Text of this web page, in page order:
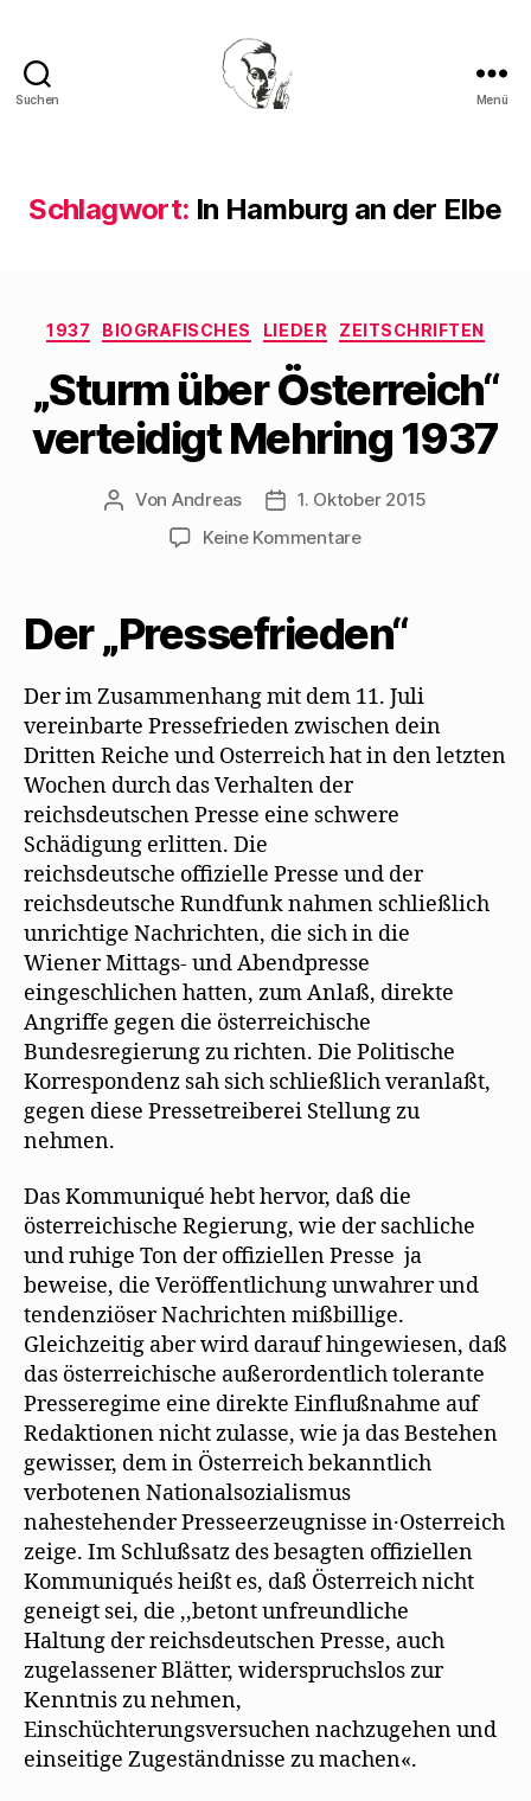
Suchen Menü
Schlagwort: In Hamburg an der Elbe
Kategorien
1937 BIOGRAFISCHES LIEDER ZEITSCHRIFTEN
„Sturm über Österreich“
verteidigt Mehring 1937
Beitragsautor
Von Andreas Beitragsdatum
1. Oktober 2015
Keine Kommentarezu
Österreich“
verteidigt
1937
Der „Pressefrieden“
Der im Zusammenhang mit dem 11. Juli
vereinbarte Pressefrieden zwischen dein
Dritten Reiche und Osterreich hat in den letzten
Wochen durch das Verhalten der
reichsdeutschen Presse eine schwere
Schädigung erlitten. Die
reichsdeutsche offizielle Presse und der
reichsdeutsche Rundfunk nahmen schließlich
unrichtige Nachrichten, die sich in die
Wiener Mittags- und Abendpresse
eingeschlichen hatten, zum Anlaß, direkte
Angriffe gegen die österreichische
Bundesregierung zu richten. Die Politische
Korrespondenz sah sich schließlich veranlaßt,
gegen diese Pressetreiberei Stellung zu
nehmen.
Das Kommuniqué hebt hervor, daß die
österreichische Regierung, wie der sachliche
und ruhige Ton der offiziellen Presse ja
beweise, die Veröffentlichung unwahrer und
tendenziöser Nachrichten mißbillige.
Gleichzeitig aber wird darauf hingewiesen, daß
das österreichische außerordentlich tolerante
Presseregime eine direkte Einflußnahme auf
Redaktionen nicht zulasse, wie ja das Bestehen
gewisser, dem in Österreich bekanntlich
verbotenen Nationalsozialismus
nahestehender Presseerzeugnisse in·Osterreich
zeige. Im Schlußsatz des besagten offiziellen
Kommuniqués heißt es, daß Österreich nicht
geneigt sei, die ,,betont unfreundliche
Haltung der reichsdeutschen Presse, auch
zugelassener Blätter, widerspruchslos zur
Kenntnis zu nehmen,
Einschüchterungsversuchen nachzugehen und
einseitige Zugeständnisse zu machen«.